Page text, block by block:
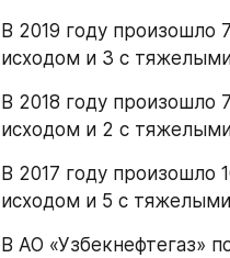
В 2019 году произошло
исходом и 3 с
В 2018 году произошло
исходом и 2 с
В 2017 году произошло
исходом и 5 с
В АО «Узбекнефтегаз»